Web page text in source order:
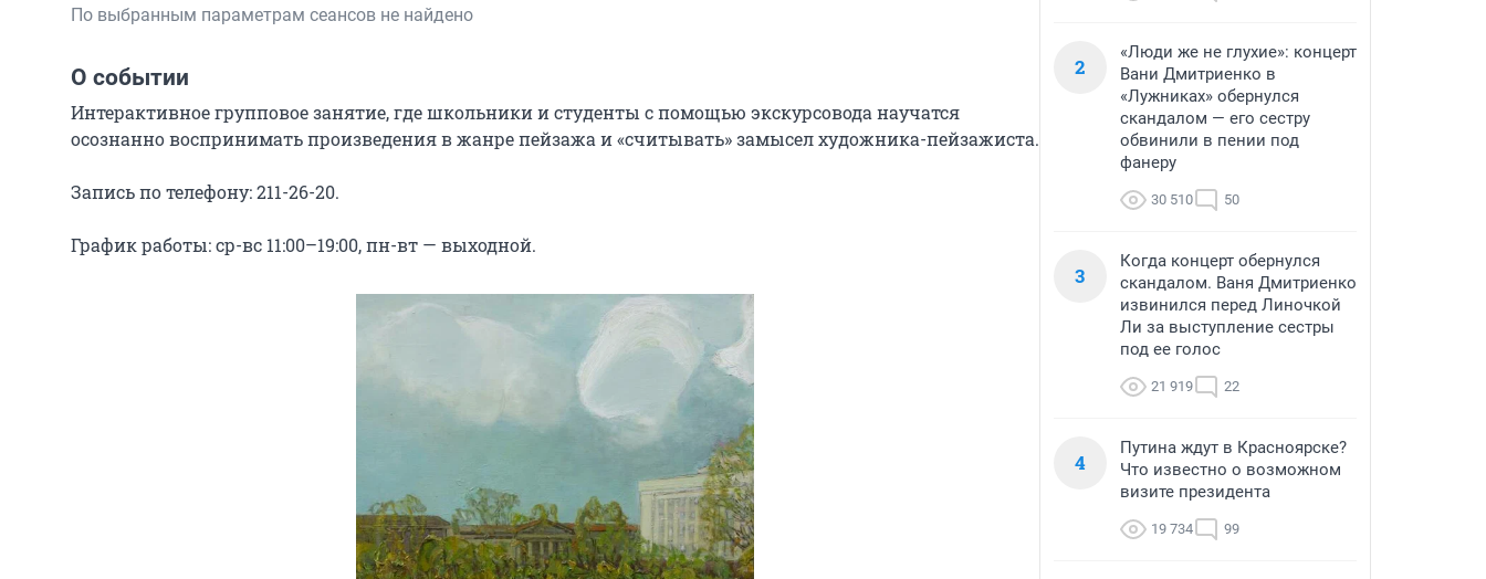
По выбранным параметрам сеансов не найдено
О событии
Интерактивное групповое занятие, где школьники и студенты с помощью экскурсовода научатся
осознанно воспринимать произведения в жанре пейзажа и «считывать» замысел художника-пейзажиста.
Запись по телефону: 211-26-20.
График работы: ср-вс 11:00–19:00, пн-вт — выходной.
2
«Люди же не глухие»: концерт
Вани Дмитриенко в
«Лужниках» обернулся
скандалом — его сестру
обвинили в пении под
фанеру
30 510 50
3
Когда концерт обернулся
скандалом. Ваня Дмитриенко
извинился перед Линочкой
Ли за выступление сестры
под ее голос
21 919 22
4
Путина ждут в Красноярске?
Что известно о возможном
визите президента
19 734 99